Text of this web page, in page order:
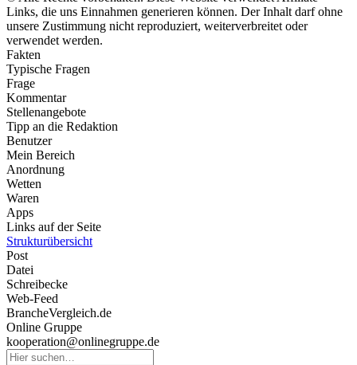
Links, die uns Einnahmen generieren können. Der Inhalt darf ohne
unsere Zustimmung nicht reproduziert, weiterverbreitet oder
verwendet werden.
Fakten
Typische Fragen
Frage
Kommentar
Stellenangebote
Tipp an die Redaktion
Benutzer
Mein Bereich
Anordnung
Wetten
Waren
Apps
Links auf der Seite
Strukturübersicht
Post
Datei
Schreibecke
Web-Feed
BrancheVergleich.de
Online Gruppe
kooperation@onlinegruppe.de